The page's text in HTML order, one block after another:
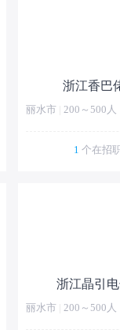
浙江香巴
丽水市 200～500人
1 个在招
浙江晶引
丽水市 200～500人